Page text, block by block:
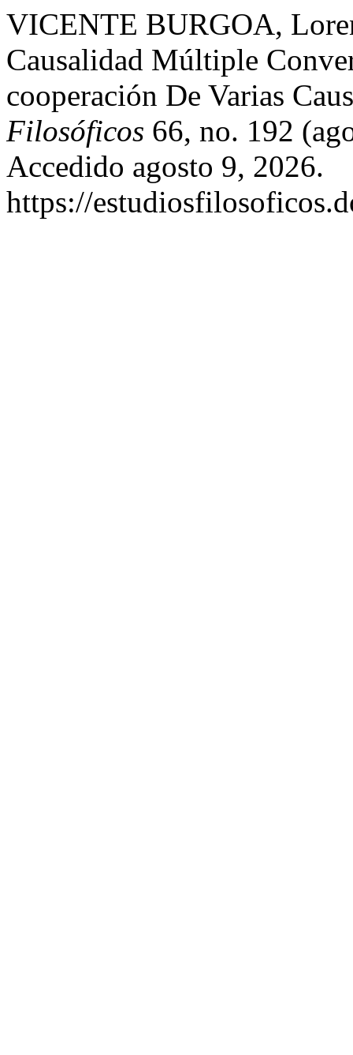
VICENTE BURGOA,
Causalidad Múltiple
cooperación De Varias
Filosóficos 66, no. 192
Accedido agosto 9, 2026.
https://